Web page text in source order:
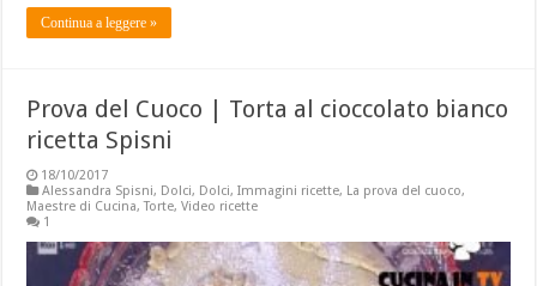
Continua a leggere »
Prova del Cuoco | Torta al cioccolato bianco
ricetta Spisni
18/10/2017
Alessandra Spisni, Dolci, Dolci,Immagini ricette, La prova del cuoco,
Maestre di Cucina,Torte,Video ricette
1